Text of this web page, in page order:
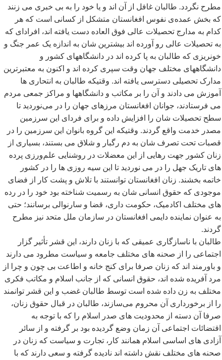
مطرح نگردد. طالبان غافل از آن اند و یا خود را به بی خبری می زنند
که بخش عمدهی نفوس افغانستان متشکل از کسانی است که هر
کدام به مدارج تحصیلات عالی فوق العاده دست یافته اند، افرادای که
به تحصیلات عالی رو آورده اند بیشترین شان به اندازه یک عمر جنگ و
خونریزی که طالبان به پا کرده اند در دانشگاههای کشور و
دانشگاههای مختلف جهان وقت سپری کرده اند و اکنون به معتبرترین
مدارک تحصیلی دسترسی یافته اند. وقتیکه طالبان به انتحاری ها
آموزش می دادند و آن را بر مکاتب و دانشگاهها و مراکز جمعی مردم
می فرستادند، جوانان افغانستان مرزهای جهان را در مینوردید تا
سطح تحصیلات شان را افزایش داده و برای فردای این سرزمین
مصدر خدمت واقع گردند. وقتیکه این گروه بانوان این سرزمین را در
قصبات تحت تصرف شان به دم رگبار و شلاق می بستند، بسیاری از
زنان کشور جهت رهایی از این معضلات در روشنایی علمورزی پرده
های تاریک جهل را در می نوردید تا این سیه روزی ها را در کشور
خاتمه بخشند. زنان افغانستان توانستند با تلاش و پشت کار از فضای
موجودی که حقوق انسانی شان به رسمیت شناخته بود خود را در رده
های مختلف اکادمیک، حکومت داری، قضا و سارنوالی برسانند؛ حتی
به عنوان نماینده دایمی افغانستان در سازمان ملل متحد نیز مطرح
گردند.
طالبان با ناسازگاری عمیقی که با زنان دارند، این قشر تأثیر گزار
اجتماعی را از صحنه های مختلف جامعه و سیاست مطرود می دارند
و باورمند اند که زنان صرفا برای کنج خانه و اطاعت بی چون و چرا از
مرد آفریده شده اند، حقوق انسانی که از جانب اسلام و مکاتب فکری
مختلف به زن داده شده است توسط طالبان غضب و این قشر توانمند
را از برخورداری آن محروم میسازند، طالبان در قبال حقوق زنان،
صرفا آن دسته از محدودیت های صدر اسلام را که با توجه به
اقتضائات اجتماعی آن زمان وضع گردیده بود بر گرفته و از سائر
آزادی های اساسی اسلام همانند کار، تجارت و سیاست که زنان در
صحنه های مختلف نقش داشته اند نادیده گرفته و سعی دارند که با